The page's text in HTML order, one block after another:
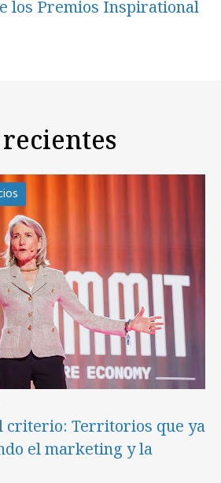
los Premios Inspirational
criterio: Territorios que ya
el marketing y la